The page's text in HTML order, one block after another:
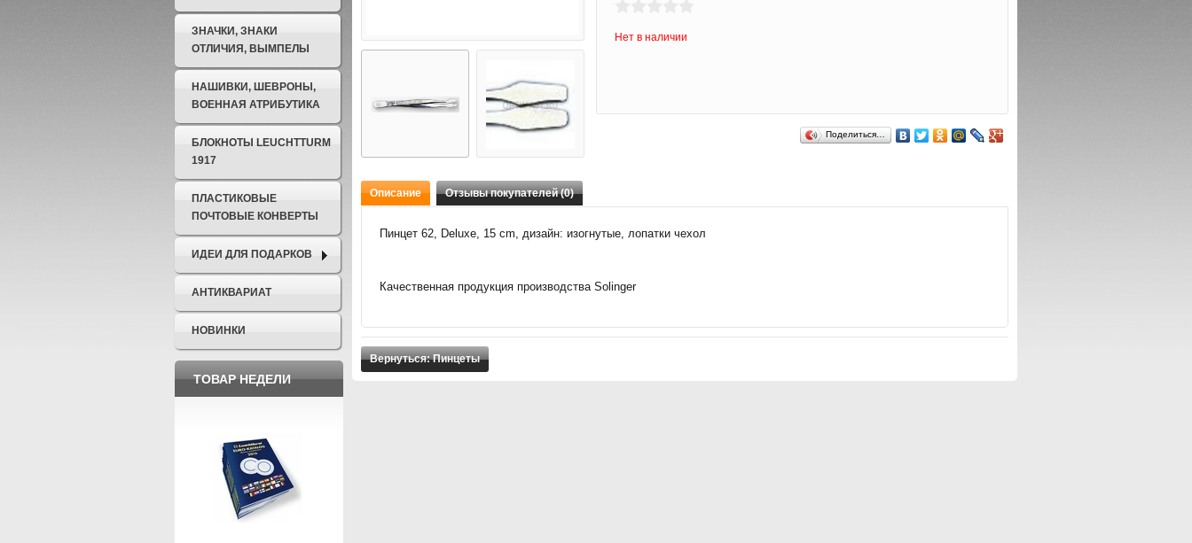
ЗНАЧКИ, ЗНАКИ
ОТЛИЧИЯ, ВЫМПЕЛЫ
НАШИВКИ, ШЕВРОНЫ,
ВОЕННАЯ АТРИБУТИКА
БЛОКНОТЫ LEUCHTTURM
1917
ПЛАСТИКОВЫЕ
ПОЧТОВЫЕ КОНВЕРТЫ
ИДЕИ ДЛЯ ПОДАРКОВ
АНТИКВАРИАТ
НОВИНКИ
ТОВАР НЕДЕЛИ
Нет в наличии
Поделиться…
Описание Отзывы покупателей (0)
Пинцет 62, Deluxe, 15 cm, дизайн: изогнутые, лопатки чехол
Качественная продукция производства Solinger
Вернуться: Пинцеты